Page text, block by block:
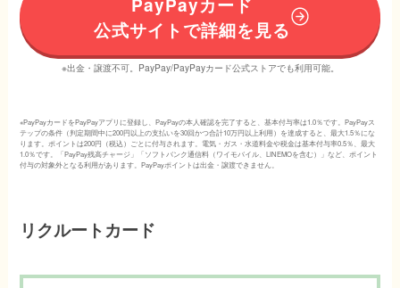
公式サイトで詳細を見る
※出金・譲渡不可。PayPay/PayPayカード公式ストアでも利用可能。
※PayPayカードをPayPayアプリに登録し、PayPayの本人確認を完了すると、基本付与率は1.0％です。PayPayス
テップの条件（判定期間中に200円以上の支払いを30回かつ合計10万円以上利用）を達成すると、最大1.5％にな
ります。ポイントは200円（税込）ごとに付与されます。電気・ガス・水道料金や税金は基本付与率0.5％、最大
1.0％です。「PayPay残高チャージ」「ソフトバンク通信料（ワイモバイル、LINEMOを含む）」など、ポイント
付与の対象外となる利用があります。PayPayポイントは出金・譲渡できません。
リクルートカード